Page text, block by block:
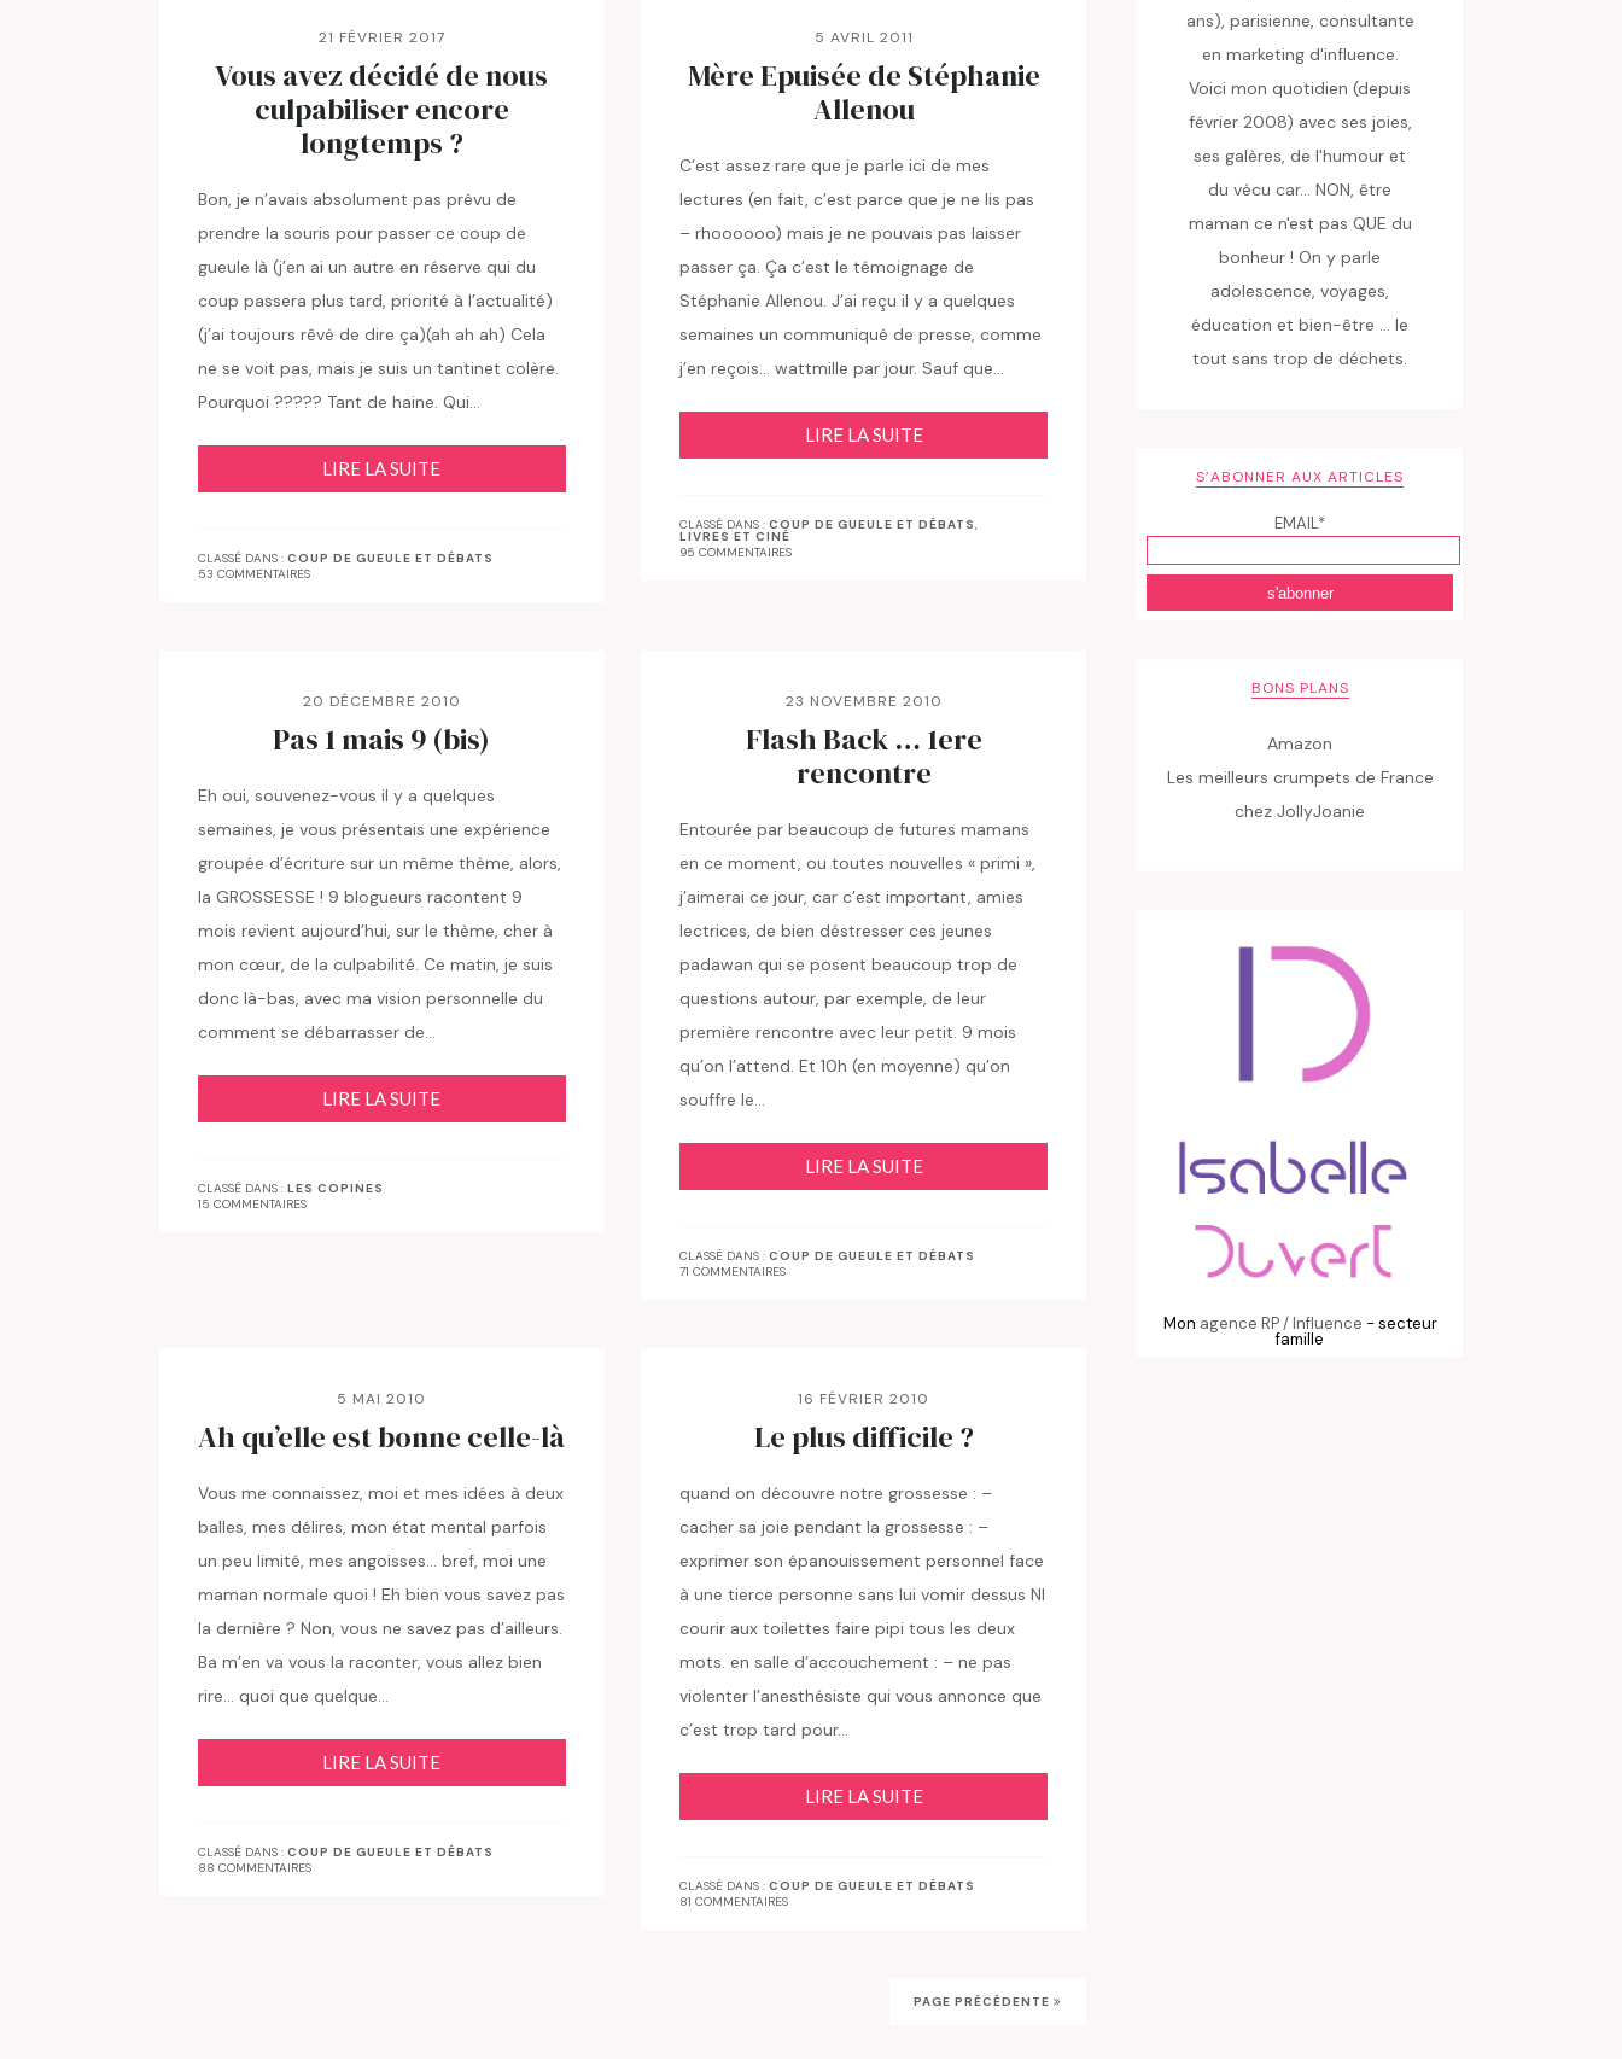
21 FÉVRIER 2017
Vous avez décidé de nous
culpabiliser encore
longtemps ?
Bon, je n’avais absolument pas prévu de
prendre la souris pour passer ce coup de
gueule là (j’en ai un autre en réserve qui du
coup passera plus tard, priorité à l’actualité)
(j’ai toujours rêvé de dire ça)(ah ah ah) Cela
ne se voit pas, mais je suis un tantinet colère.
Pourquoi ????? Tant de haine. Qui…
LIRE LA SUITE
CLASSÉ DANS : COUP DE GUEULE ET DÉBATS
53 COMMENTAIRES
5 AVRIL 2011
Mère Epuisée de Stéphanie
Allenou
C’est assez rare que je parle ici de mes
lectures (en fait, c’est parce que je ne lis pas
– rhoooooo) mais je ne pouvais pas laisser
passer ça. Ça c’est le témoignage de
Stéphanie Allenou. J’ai reçu il y a quelques
semaines un communiqué de presse, comme
j’en reçois… wattmille par jour. Sauf que…
LIRE LA SUITE
CLASSÉ DANS :COUP DE GUEULE ET DÉBATS,
LIVRES ET CINÉ
95 COMMENTAIRES
20 DÉCEMBRE 2010
Pas 1 mais 9 (bis)
Eh oui, souvenez-vous il y a quelques
semaines, je vous présentais une expérience
groupée d’écriture sur un même thème, alors,
la GROSSESSE ! 9 blogueurs racontent 9
mois revient aujourd’hui, sur le thème, cher à
mon cœur, de la culpabilité. Ce matin, je suis
donc là-bas, avec ma vision personnelle du
comment se débarrasser de…
LIRE LA SUITE
CLASSÉ DANS : LES COPINES
15 COMMENTAIRES
23 NOVEMBRE 2010
Flash Back … 1ere
rencontre
Entourée par beaucoup de futures mamans
en ce moment, ou toutes nouvelles « primi »,
j’aimerai ce jour, car c’est important, amies
lectrices, de bien déstresser ces jeunes
padawan qui se posent beaucoup trop de
questions autour, par exemple, de leur
première rencontre avec leur petit. 9 mois
qu’on l’attend. Et 10h (en moyenne) qu’on
souffre le…
LIRE LA SUITE
CLASSÉ DANS :COUP DE GUEULE ET DÉBATS
71 COMMENTAIRES
5 MAI 2010
Ah qu’elle est bonne celle-là
Vous me connaissez, moi et mes idées à deux
balles, mes délires, mon état mental parfois
un peu limité, mes angoisses… bref, moi une
maman normale quoi ! Eh bien vous savez pas
la dernière ? Non, vous ne savez pas d’ailleurs.
Ba m’en va vous la raconter, vous allez bien
rire… quoi que quelque…
LIRE LA SUITE
CLASSÉ DANS : COUP DE GUEULE ET DÉBATS
88 COMMENTAIRES
16 FÉVRIER 2010
Le plus difficile ?
quand on découvre notre grossesse : –
cacher sa joie pendant la grossesse : –
exprimer son épanouissement personnel face
à une tierce personne sans lui vomir dessus NI
courir aux toilettes faire pipi tous les deux
mots. en salle d’accouchement : – ne pas
violenter l’anesthésiste qui vous annonce que
c’est trop tard pour…
LIRE LA SUITE
CLASSÉ DANS :COUP DE GUEULE ET DÉBATS
81 COMMENTAIRES
PAGE PRÉCÉDENTE
ans), parisienne, consultante
en marketing d'influence.
Voici mon quotidien (depuis
février 2008) avec ses joies,
ses galères, de l'humour et
du vécu car... NON, être
maman ce n'est pas QUE du
bonheur ! On y parle
adolescence, voyages,
éducation et bien-être ... le
tout sans trop de déchets.
S’ABONNER AUX ARTICLES
EMAIL*
BONS PLANS
Amazon
Les meilleurs crumpets de France
chez JollyJoanie
Mon agence RP / Influence - secteur
famille